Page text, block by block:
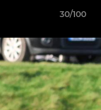
30/100